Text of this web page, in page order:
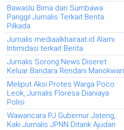
Bawaslu Bima dan Sumbawa
Panggil Jurnalis Terkait Berita
Pilkada
Jurnalis mediaalkhairaat.id Alami
Intimidasi terkait Berita
Jurnalis Sorong News Diseret
Keluar Bandara Rendani Manokwari
Meliput Aksi Protes Warga Poco
Leok, Jurnalis Floresa Dianiaya
Polisi
Wawancara PJ Gubernur Jateng,
Kaki Jurnalis JPNN Ditarik Ajudan